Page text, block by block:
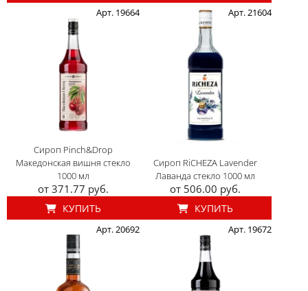
Арт. 19664
Сироп Pinch&Drop
Македонская вишня стекло
1000 мл
от 371.77 руб.
КУПИТЬ
Арт. 21604
Сироп RiCHEZA Lavender
Лаванда стекло 1000 мл
от 506.00 руб.
КУПИТЬ
Арт. 20692 Арт. 19672